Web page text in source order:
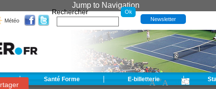
Jump to Navigation
Météo
Rechercher
Newsletter
Santé Forme E-billetterie
-A +A